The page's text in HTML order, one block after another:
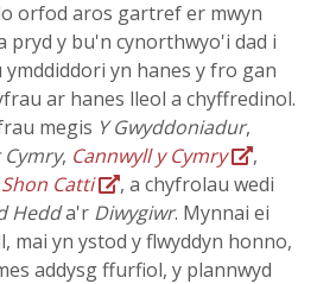
orfod aros gartref er mwyn
pryd y bu'n cynorthwyo'i dad i
yn hanes y fro gan
ar hanes lleol a chyffredinol.
megis Y Gwyddoniadur,
, Cannwyll y Cymry
,
Catti
, a chyfrolau wedi
Hedda'r Diwygiwr. Mynnai ei
mai yn ystod y flwyddyn honno,
addysg ffurfiol, y plannwyd